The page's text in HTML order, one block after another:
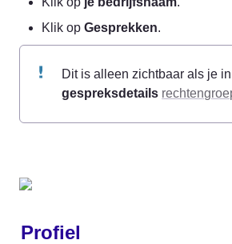
Klik op Gesprekken.
Dit is alleen zichtbaar als je
gespreksdetails
Profiel